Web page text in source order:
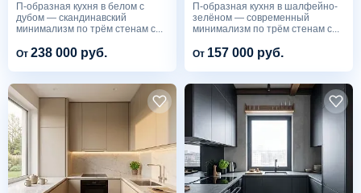
П-образная кухня в белом с
дубом — скандинавский
минимализм по трём стенам с...
От 238 000 руб.
П-образная кухня в шалфейно-
зелёном — современный
минимализм по трём стенам с...
От 157 000 руб.